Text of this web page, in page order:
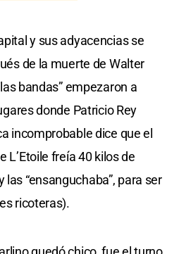
y sus adyacencias se
de la muerte de Walter
bandas” empezaron a
donde Patricio Rey
incomprobable dice que el
L’Etoile freía 40 kilos de
“ensanguchaba”, para ser
ricoteras).